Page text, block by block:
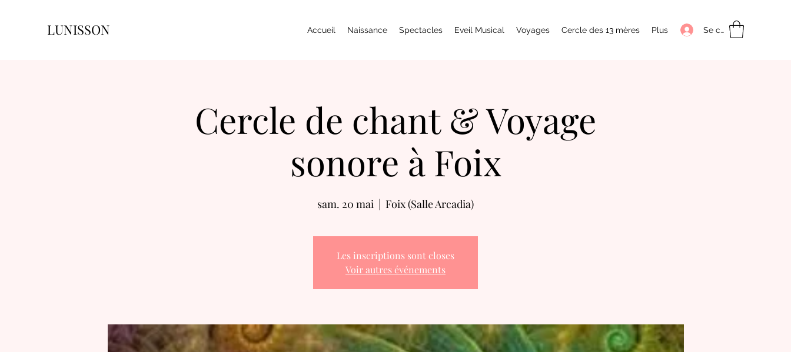
LUNISSON Se connecter
Accueil Naissance Spectacles Eveil Musical Voyages Cercle des 13 mères Plus
Cercle de chant & Voyage
sonore à Foix
sam. 20 mai
  |
Foix (Salle Arcadia)
Les inscriptions sont closes
Voir autres événements